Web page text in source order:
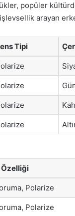
popüler
arayan
Tipi
Özelliği
Polarize
Polarize